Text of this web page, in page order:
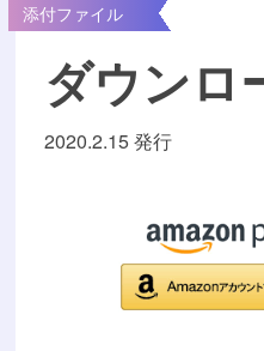
添付ファイル
ダウンロ
2020.2.15 発行